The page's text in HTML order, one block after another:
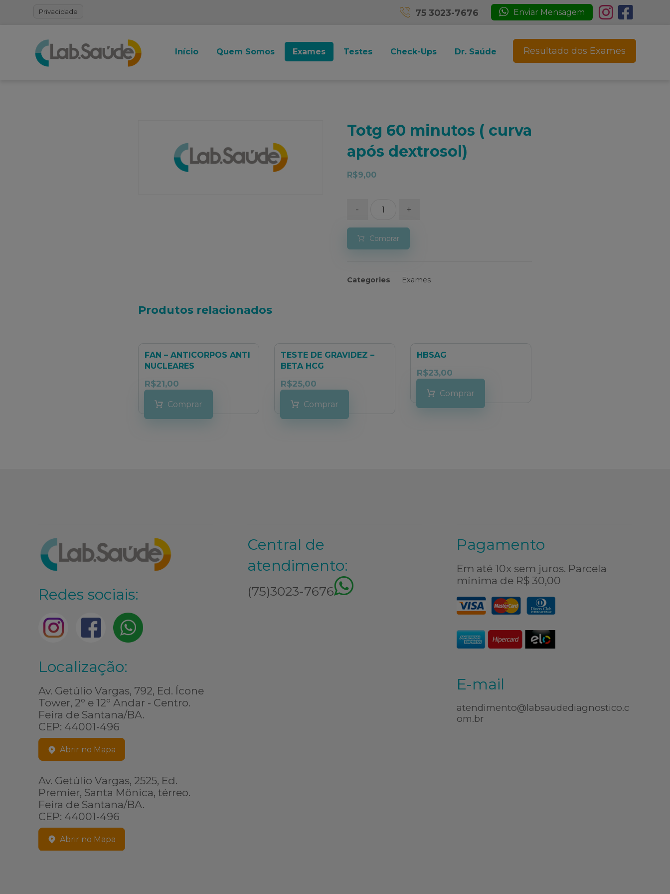
Privacidade Enviar Mensagem
75 3023-7676
Resultado dos Exames
Início Quem Somos Exames Testes Check-Ups Dr. Saúde
Totg 60 minutos ( curva
após dextrosol)
R$9,00
- +
Comprar
Categories Exames
Produtos relacionados
FAN – ANTICORPOS ANTI
NUCLEARES
R$21,00
Comprar
TESTE DE GRAVIDEZ –
BETA HCG
R$25,00
Comprar
HBSAG
R$23,00
Comprar
Redes sociais:
Localização:
Av. Getúlio Vargas, 792, Ed. Ícone
Tower, 2º e 12º Andar - Centro.
Feira de Santana/BA.
CEP: 44001-496
Abrir no Mapa
Av. Getúlio Vargas, 2525, Ed.
Premier, Santa Mônica, térreo.
Feira de Santana/BA.
CEP: 44001-496
Abrir no Mapa
Central de
atendimento:
(75)3023-7676
Pagamento
Em até 10x sem juros. Parcela
mínima de R$ 30,00
E-mail
atendimento@labsaudediagnostico.c
om.br